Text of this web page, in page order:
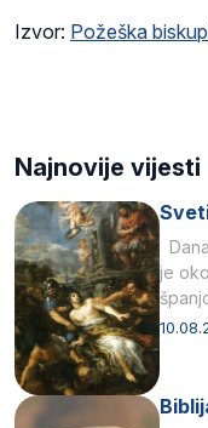
Izvor: Požeška
Najnovije vijesti
je